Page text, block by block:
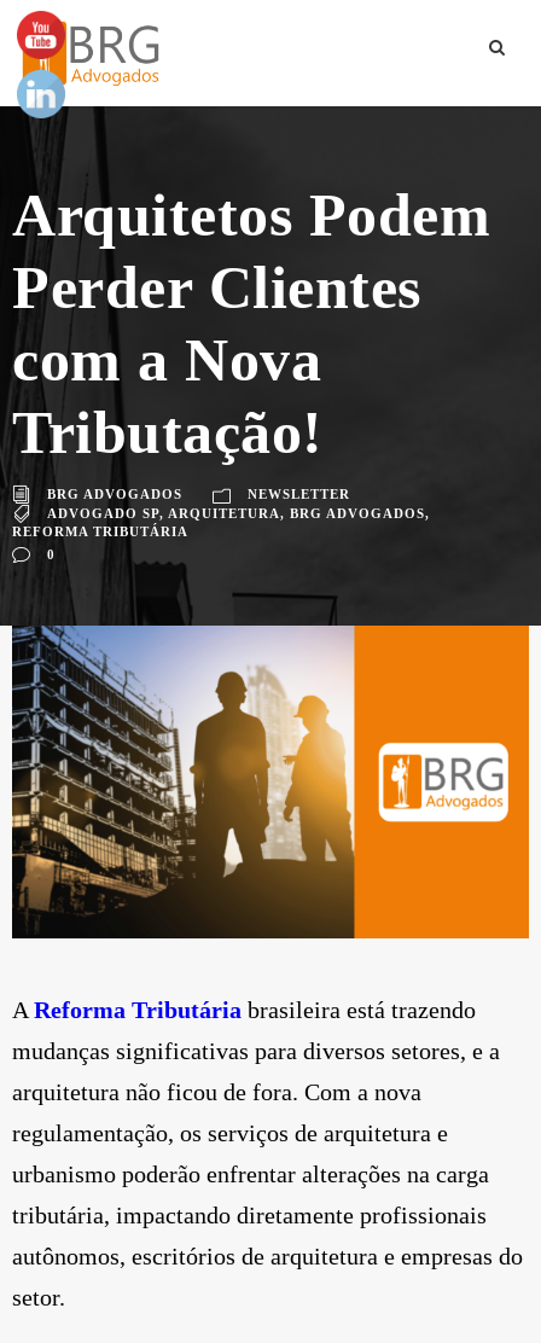
Arquitetos Podem
Perder Clientes
com a Nova
Tributação!
BRG ADVOGADOS
NEWSLETTER
ADVOGADO SP, ARQUITETURA, BRG ADVOGADOS,
REFORMA TRIBUTÁRIA
0
A Reforma Tributária brasileira está trazendo
mudanças significativas para diversos setores, e a
arquitetura não ficou de fora. Com a nova
regulamentação, os serviços de arquitetura e
urbanismo poderão enfrentar alterações na carga
tributária, impactando diretamente profissionais
autônomos, escritórios de arquitetura e empresas do
setor.